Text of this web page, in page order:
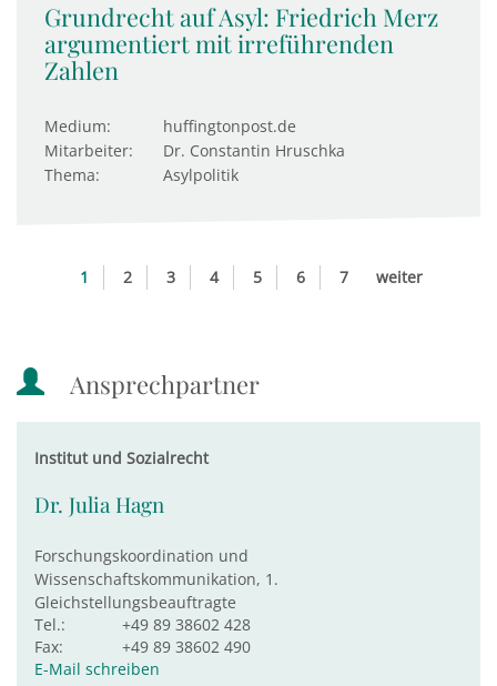
Grundrecht auf Asyl: Friedrich Merz
argumentiert mit irreführenden
Zahlen
Medium:
huffingtonpost.de
Mitarbeiter:
Dr. Constantin Hruschka
Thema:
Asylpolitik
1 2 3 4 5 6 7 weiter
Ansprechpartner
Institut und Sozialrecht
Dr. Julia Hagn
Forschungskoordination und
Wissenschaftskommunikation, 1.
Gleichstellungsbeauftragte
Tel.:
+49 89 38602 428
Fax:
+49 89 38602 490
E-Mail schreiben